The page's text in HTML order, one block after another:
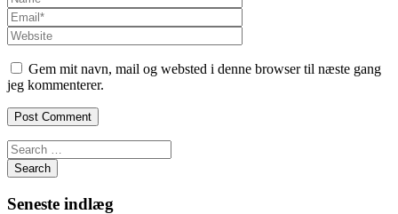
Gem mit navn, mail og websted i denne browser til næste gang
jeg kommenterer.
Search
Seneste indlæg